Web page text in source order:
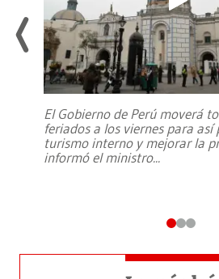
El Gobierno de Perú moverá
feriados a los viernes para así
turismo interno y mejorar la
informó el ministro...